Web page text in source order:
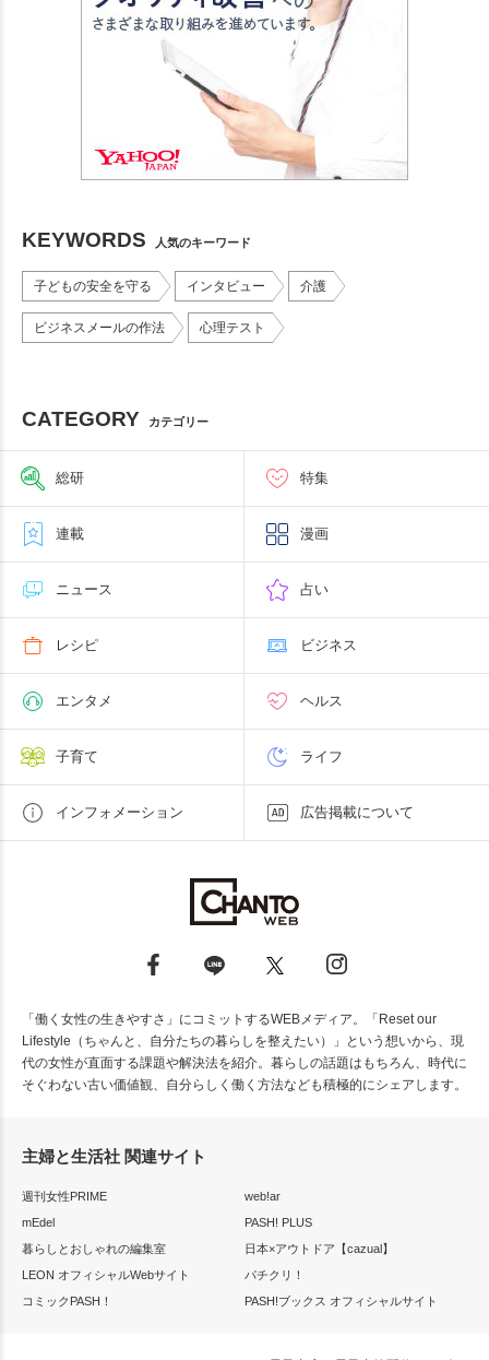
KEYWORDS 人気のキーワード
子どもの安全を守る インタビュー 介護
ビジネスメールの作法 心理テスト
CATEGORY カテゴリー
総研 特集
連載 漫画
ニュース 占い
レシピ ビジネス
エンタメ ヘルス
子育て ライフ
インフォメーション 広告掲載について
「働く女性の生きやすさ」にコミットするWEBメディア。「Reset our
Lifestyle（ちゃんと、自分たちの暮らしを整えたい）」という想いから、現
代の女性が直面する課題や解決法を紹介。暮らしの話題はもちろん、時代に
そぐわない古い価値観、自分らしく働く方法なども積極的にシェアします。
主婦と生活社 関連サイト
週刊女性PRIME
web!ar
mEdel
PASH! PLUS
暮らしとおしゃれの編集室
日本×アウトドア【cazual】
LEON オフィシャルWebサイト
パチクリ！
コミックPASH！
PASH!ブックス オフィシャルサイト